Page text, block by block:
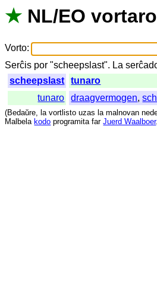
★ NL/EO vortaro
Vorto:
Serĉis por "scheepslast". La
scheepslast
tunaro
tunaro
draagvermogen,
(Bedaŭre, la vortlisto uzas la malnovan
Malbela kodo programita far Juerd Waalboer.